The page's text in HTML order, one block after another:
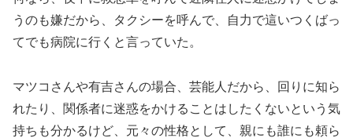
うのも嫌だから、タクシーを呼んで、自力で這いつくばっ
てでも病院に行くと言っていた。
マツコさんや有吉さんの場合、芸能人だから、回りに知ら
れたり、関係者に迷惑をかけることはしたくないという気
持ちも分かるけど、元々の性格として、親にも誰にも頼ら